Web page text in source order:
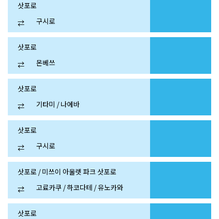
삿포로
⇄
구시로
삿포로
⇄
몬베쓰
삿포로
⇄
기타미 / 나에바
삿포로
⇄
구시로
삿포로 / 미쓰이 아울렛 파크 삿포로
⇄
고료카쿠 / 하코다테 / 유노카와
삿포로